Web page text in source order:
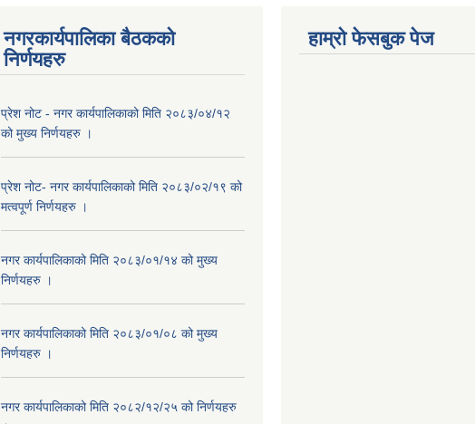
नगरकार्यपालिका बैठकको
निर्णयहरु
प्रेश नोट - नगर कार्यपालिकाको मिति २०८३/०४/१२
को मुख्य निर्णयहरु ।
प्रेश नोट- नगर कार्यपालिकाको मिति २०८३/०२/१९ को
मत्वपूर्ण निर्णयहरु ।
नगर कार्यपालिकाको मिति २०८३/०१/१४ को मुख्य
निर्णयहरु ।
नगर कार्यपालिकाको मिति २०८३/०१/०८ को मुख्य
निर्णयहरु ।
नगर कार्यपालिकाको मिति २०८२/१२/२५ को निर्णयहरु
हाम्रो फेसबुक पेज